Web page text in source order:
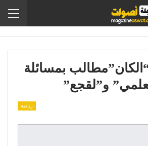
بمسائلة
و”لقجع”
رياضة